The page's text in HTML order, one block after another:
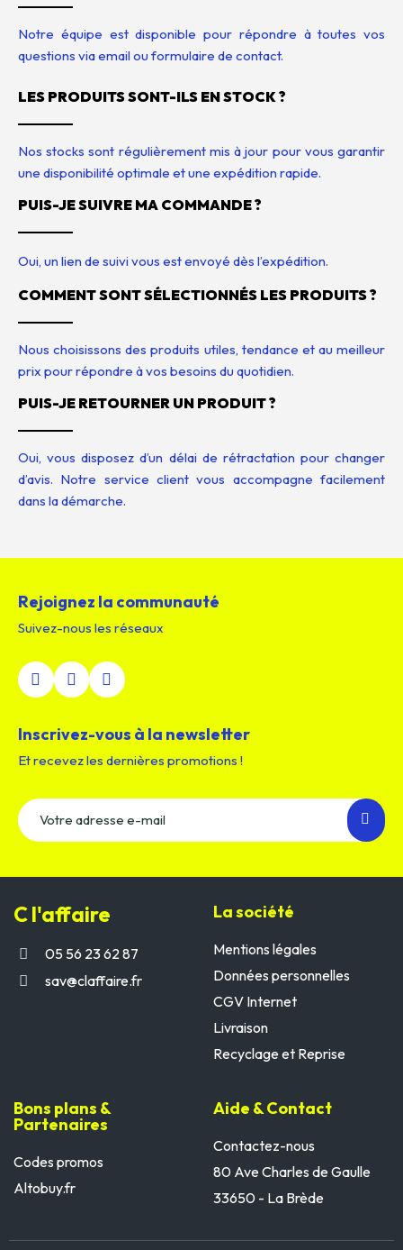
Notre équipe est disponible pour répondre à toutes vos
questions via email ou formulaire de contact.
LES PRODUITS SONT-ILS EN STOCK ?
Nos stocks sont régulièrement mis à jour pour vous garantir
une disponibilité optimale et une expédition rapide.
PUIS-JE SUIVRE MA COMMANDE ?
Oui, un lien de suivi vous est envoyé dès l’expédition.
COMMENT SONT SÉLECTIONNÉS LES PRODUITS ?
Nous choisissons des produits utiles, tendance et au meilleur
prix pour répondre à vos besoins du quotidien.
PUIS-JE RETOURNER UN PRODUIT ?
Oui, vous disposez d’un délai de rétractation pour changer
d’avis. Notre service client vous accompagne facilement
dans la démarche.
Rejoignez la communauté
Suivez-nous les réseaux
Inscrivez-vous à la newsletter
Et recevez les dernières promotions !
C l'affaire
05 56 23 62 87
sav@claffaire.fr
La société
Mentions légales
Données personnelles
CGV Internet
Livraison
Recyclage et Reprise
Bons plans &
Partenaires
Codes promos
Altobuy.fr
Aide & Contact
Contactez-nous
80 Ave Charles de Gaulle
33650 - La Brède